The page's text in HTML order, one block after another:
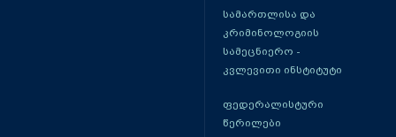
სამართლისა და
კრიმინოლოგიის
სამეცნიერო -
კვლევითი ინსტიტუტი
ფედერალისტური
წერილები